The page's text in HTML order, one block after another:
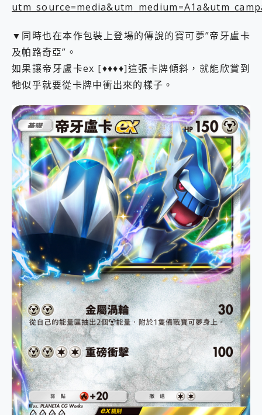
▼同時也在本作包裝上登場的傳說的寶可夢”帝牙盧卡
及帕路奇亞”。
如果讓帝牙盧卡ex [♦♦♦♦]這張卡牌傾斜，就能欣賞到
牠似乎就要從卡牌中衝出來的樣子。